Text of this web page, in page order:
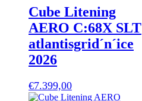
Cube Litening
AERO C:68X SLT
atlantisgrid´n´ice
2026
€7.399,00